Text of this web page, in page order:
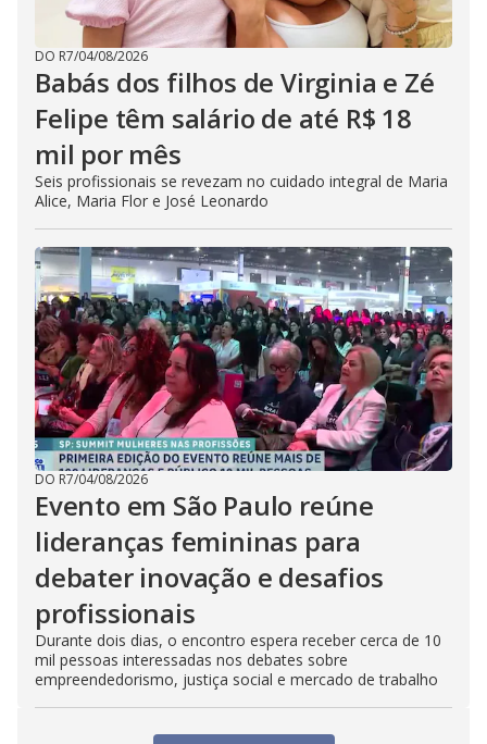
DO R7/04/08/2026
Babás dos filhos de Virginia e Zé
Felipe têm salário de até R$ 18
mil por mês
Seis profissionais se revezam no cuidado integral de Maria
Alice, Maria Flor e José Leonardo
DO R7/04/08/2026
Evento em São Paulo reúne
lideranças femininas para
debater inovação e desafios
profissionais
Durante dois dias, o encontro espera receber cerca de 10
mil pessoas interessadas nos debates sobre
empreendedorismo, justiça social e mercado de trabalho